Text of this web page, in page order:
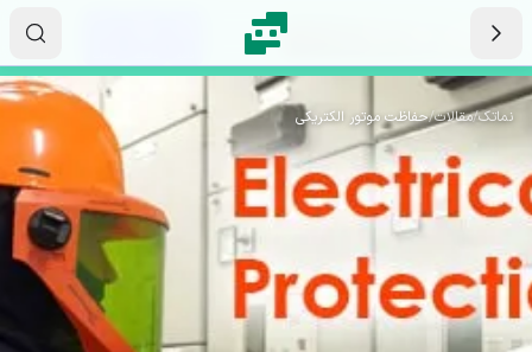
نماتک/مقالات/حفاظت موتور الکتریکی